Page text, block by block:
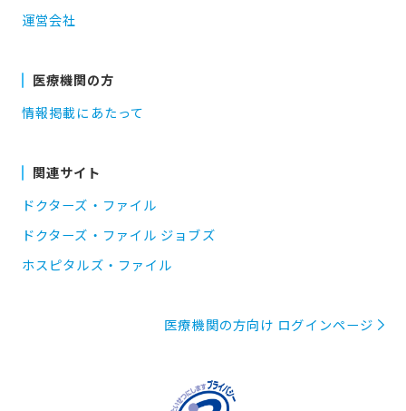
運営会社
医療機関の方
情報掲載にあたって
関連サイト
ドクターズ・ファイル
ドクターズ・ファイル ジョブズ
ホスピタルズ・ファイル
医療機関の方向け ログインページ